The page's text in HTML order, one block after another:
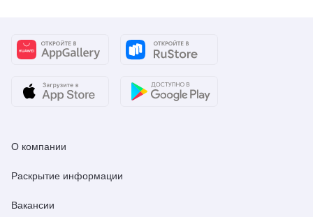
О компании
Раскрытие информации
Вакансии